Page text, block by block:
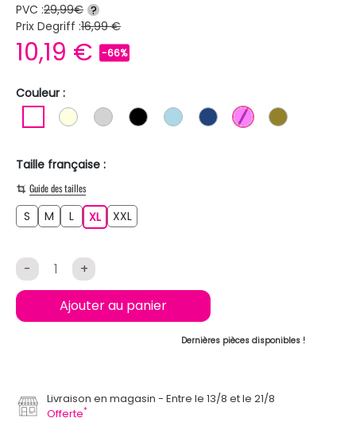
PVC :29,99€ ?
Prix Degriff :16,99 €
10,19 € -66%
Couleur :
BLANCBLANC ECRU
GRIS CLAIR
NOIR BLEU CLAIRBLEU FONCE
ROSE KAKI
Taille française :
Guide des tailles
S M L XLXL XXL
- +
Ajouter au panier
Dernières pièces disponibles !
Livraison en magasin
Entre le 13/8 et le 21/8
Offerte*